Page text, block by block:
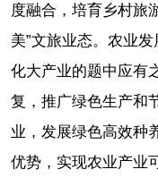
度融合，培育乡村旅
美”文旅业态。农业
化大产业的题中应有
复，推广绿色生产和
业，发展绿色高效种
优势，实现农业产业